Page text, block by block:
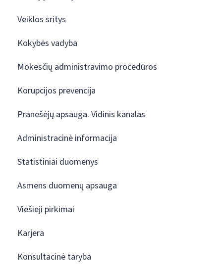
Veiklos sritys
Kokybės vadyba
Mokesčių administravimo procedūros
Korupcijos prevencija
Pranešėjų apsauga. Vidinis kanalas
Administracinė informacija
Statistiniai duomenys
Asmens duomenų apsauga
Viešieji pirkimai
Karjera
Konsultacinė taryba